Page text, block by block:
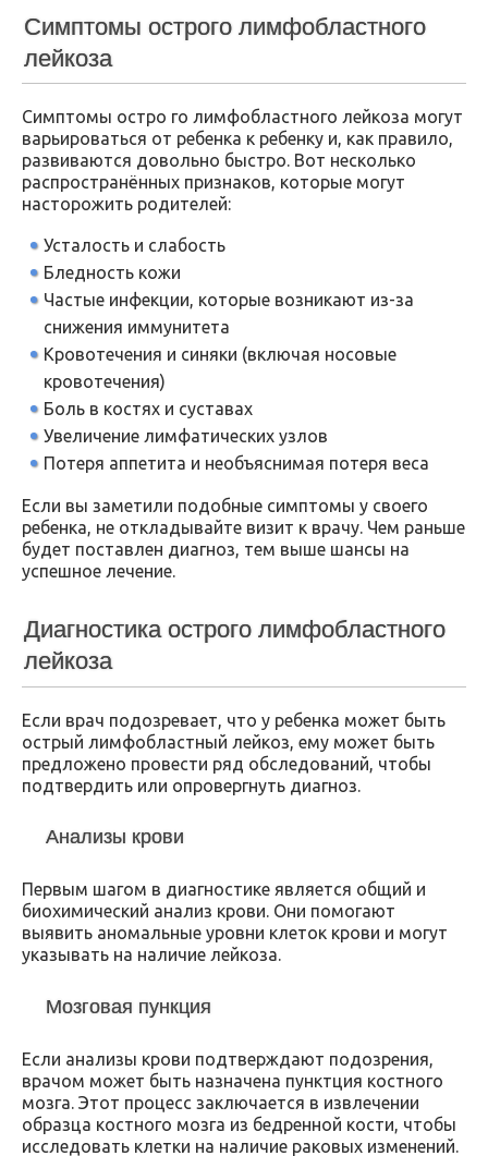
Симптомы острого лимфобластного
лейкоза
Симптомы остро го лимфобластного лейкоза могут
варьироваться от ребенка к ребенку и, как правило,
развиваются довольно быстро. Вот несколько
распространённых признаков, которые могут
насторожить родителей:
Усталость и слабость
Бледность кожи
Частые инфекции, которые возникают из-за
снижения иммунитета
Кровотечения и синяки (включая носовые
кровотечения)
Боль в костях и суставах
Увеличение лимфатических узлов
Потеря аппетита и необъяснимая потеря веса
Если вы заметили подобные симптомы у своего
ребенка, не откладывайте визит к врачу. Чем раньше
будет поставлен диагноз, тем выше шансы на
успешное лечение.
Диагностика острого лимфобластного
лейкоза
Если врач подозревает, что у ребенка может быть
острый лимфобластный лейкоз, ему может быть
предложено провести ряд обследований, чтобы
подтвердить или опровергнуть диагноз.
Анализы крови
Первым шагом в диагностике является общий и
биохимический анализ крови. Они помогают
выявить аномальные уровни клеток крови и могут
указывать на наличие лейкоза.
Мозговая пункция
Если анализы крови подтверждают подозрения,
врачом может быть назначена пунктция костного
мозга. Этот процесс заключается в извлечении
образца костного мозга из бедренной кости, чтобы
исследовать клетки на наличие раковых изменений.